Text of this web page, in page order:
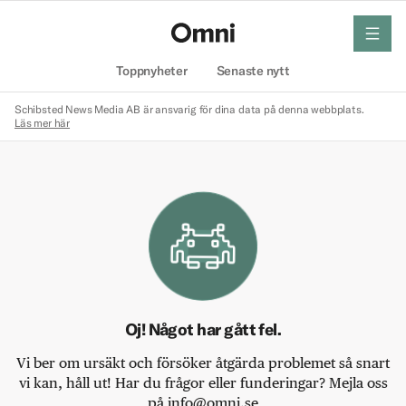
Toppnyheter Senaste nytt
meny
Schibsted News Media AB är ansvarig för dina data på denna webbplats.
Läs mer här
Oj! Något har gått fel.
Vi ber om ursäkt och försöker åtgärda problemet så snart
vi kan, håll ut! Har du frågor eller funderingar? Mejla oss